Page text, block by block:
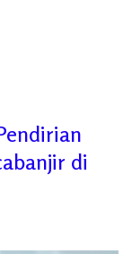
di